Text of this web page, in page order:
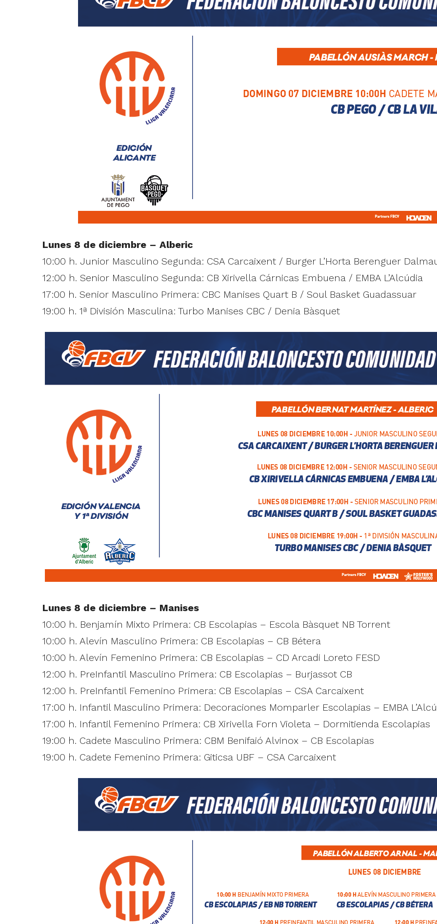
Lunes 8 de diciembre – Alberic
10:00 h. Junior Masculino Segunda: CSA Carcaixent / Burger L’Horta Berenguer
12:00 h. Senior Masculino Segunda: CB Xirivella Cárnicas Embuena / EMBA L’Alcúdia
17:00 h. Senior Masculino Primera: CBC Manises Quart B / Soul Basket Guadassuar
19:00 h. 1ª División Masculina: Turbo Manises CBC / Denia Bàsquet
Lunes 8 de diciembre – Manises
10:00 h. Benjamín Mixto Primera: CB Escolapias – Escola Bàsquet NB Torrent
10:00 h. Alevín Masculino Primera: CB Escolapias – CB Bétera
10:00 h. Alevín Femenino Primera: CB Escolapias – CD Arcadi Loreto FESD
12:00 h. PreInfantil Masculino Primera: CB Escolapias – Burjassot CB
12:00 h. PreInfantil Femenino Primera: CB Escolapias – CSA Carcaixent
17:00 h. Infantil Masculino Primera: Decoraciones Momparler Escolapias – EMBA
17:00 h. Infantil Femenino Primera: CB Xirivella Forn Violeta – Dormitienda Escolapias
19:00 h. Cadete Masculino Primera: CBM Benifaió Alvinox – CB Escolapias
19:00 h. Cadete Femenino Primera: Giticsa UBF – CSA Carcaixent